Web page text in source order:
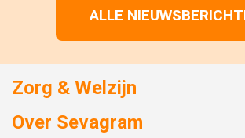
ALLE
Zorg & Welzijn
Huizen met zorg
Over Sevagram